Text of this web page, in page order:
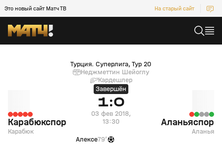
Это новый сайт Матч ТВ На старый сайт
Турция. Суперлига, Тур 20
Неджметтин Шейоглу
Кардешлер
Карабюкспор
Карабюк
Завершён
1:0
03 фев 2018,
13:30
Аланьяспор
Аланья
Алексе79’